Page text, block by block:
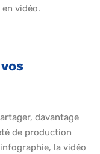
vidéo.
davantage
de production
la vidéo